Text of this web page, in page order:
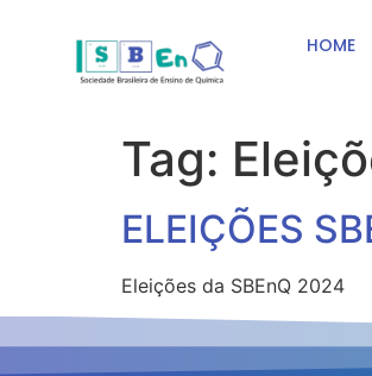
HOME
Tag:
ELEIÇÕES
Eleições da SBEnQ 2024